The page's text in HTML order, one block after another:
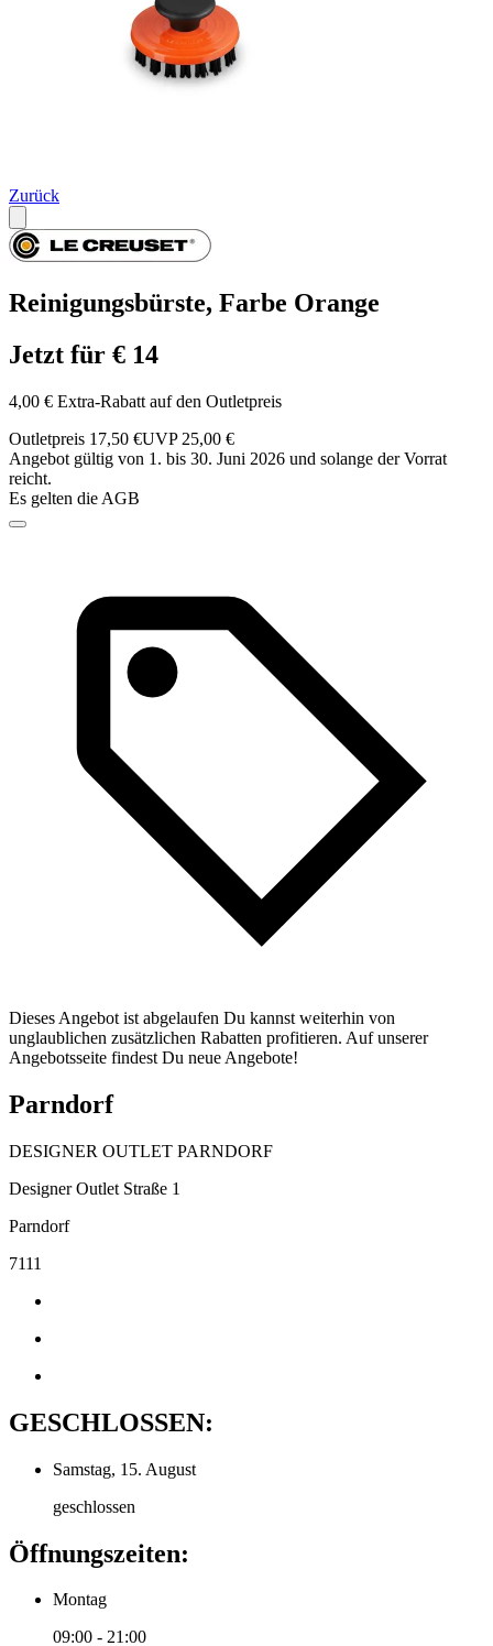
Zurück
Reinigungsbürste, Farbe Orange
Jetzt für € 14
4,00 € Extra-Rabatt auf den Outletpreis
Outletpreis 17,50 €UVP 25,00 €
Angebot gültig von 1. bis 30. Juni 2026 und solange der Vorrat
reicht.
Es gelten die AGB
Dieses Angebot ist abgelaufen Du kannst weiterhin von
unglaublichen zusätzlichen Rabatten profitieren. Auf unserer
Angebotsseite findest Du neue Angebote!
Parndorf
DESIGNER OUTLET PARNDORF
Designer Outlet Straße 1
Parndorf
7111
GESCHLOSSEN:
Samstag, 15. August
geschlossen
Öffnungszeiten:
Montag
09:00 - 21:00